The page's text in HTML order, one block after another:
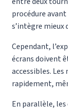
procédure
s’intègre mieux
Cependant,
écrans doivent
accessibles.
rapidement,
En parallèle,